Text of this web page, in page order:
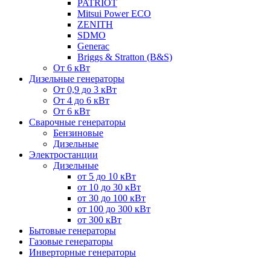
PATRIOT
Mitsui Power ECO
ZENITH
SDMO
Generac
Briggs & Stratton (B&S)
От 6 кВт
Дизельные генераторы
От 0,9 до 3 кВт
От 4 до 6 кВт
От 6 кВт
Сварочные генераторы
Бензиновые
Дизельные
Электростанции
Дизельные
от 5 до 10 кВт
от 10 до 30 кВт
от 30 до 100 кВт
от 100 до 300 кВт
от 300 кВт
Бытовые генераторы
Газовые генераторы
Инверторные генераторы